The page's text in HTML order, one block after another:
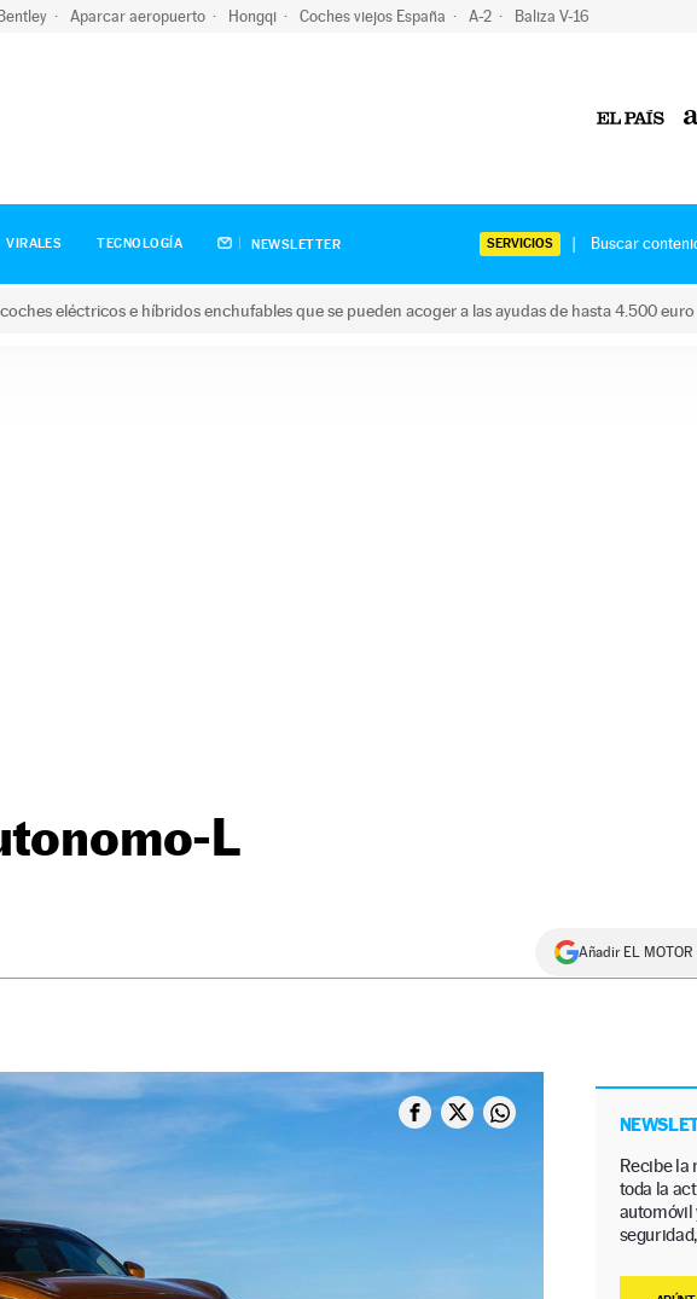
Bentley Aparcar aeropuerto Hongqi Coches viejos España A-2 Baliza V-16
VIRALES TECNOLOGÍA NEWSLETTER SERVICIOS
eléctricos e híbridos enchufables que se pueden acoger a las ayudas de hasta 4.500 euro
L
Añadir EL
Recibe la
toda la
automóvil